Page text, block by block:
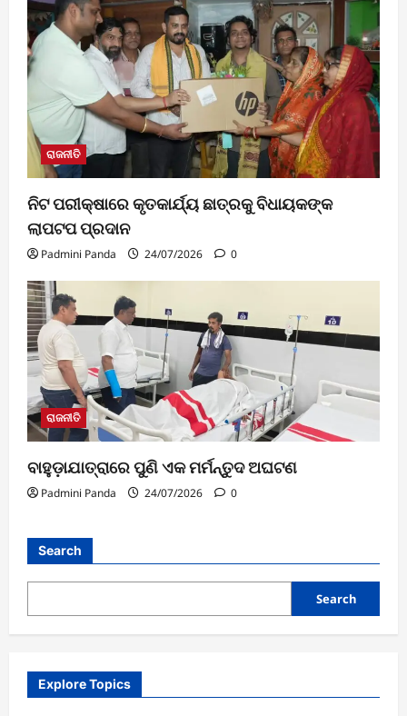
ରାଜନୀତି
ନିଟ ପରୀକ୍ଷାରେ କୃତକାର୍ଯ୍ୟ ଛାତ୍ରକୁ ବିଧାୟକଙ୍କ
ଲାପଟପ ପ୍ରଦାନ
Padmini Panda 24/07/2026 0
ରାଜନୀତି
ବାହୁଡ଼ାଯାତ୍ରାରେ ପୁଣି ଏକ ମର୍ମନ୍ତୁଦ ଅଘଟଣ
Padmini Panda 24/07/2026 0
Search
Search
Explore Topics